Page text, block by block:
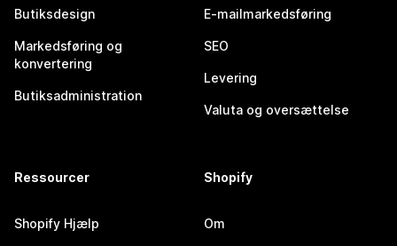
Butiksdesign
Markedsføring og
konvertering
Butiksadministration
E-mailmarkedsføring
SEO
Levering
Valuta og oversættelse
Ressourcer
Shopify Hjælp
Shopify
Om